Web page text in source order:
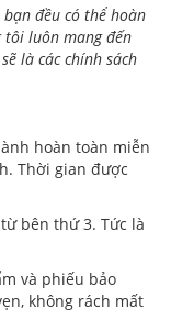
đều có thể hoàn
tôi luôn mang đến
là các chính sách
hoàn toàn miễn
Thời gian được
bên thứ 3. Tức là
và phiếu bảo
không rách mất